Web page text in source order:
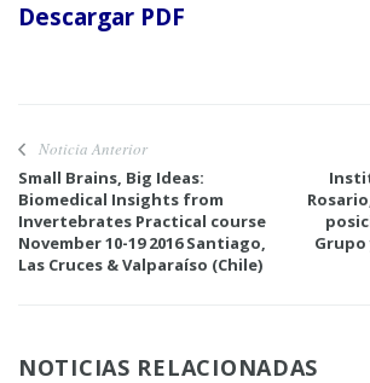
Descargar PDF
Noticia Anterior
Small Brains, Big Ideas:
Biomedical Insights from
Invertebrates Practical course
November 10-19 2016 Santiago,
Las Cruces & Valparaíso (Chile)
Grupo
NOTICIAS RELACIONADAS